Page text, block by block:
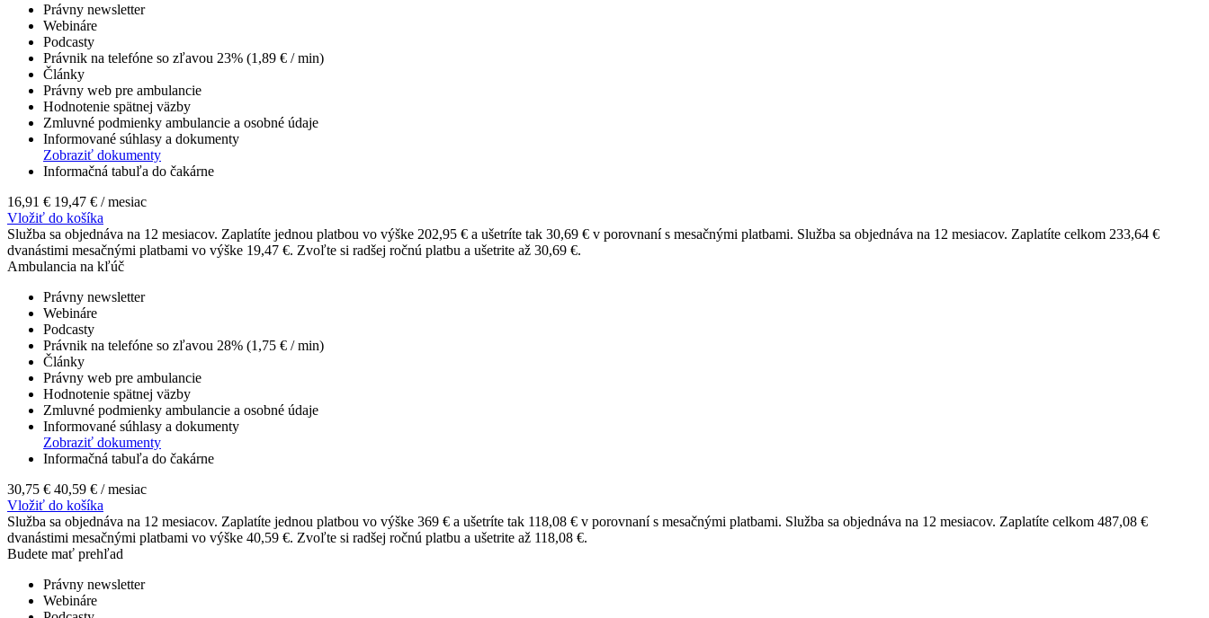
Právny newsletter
Webináre
Podcasty
Právnik na telefóne so zľavou 23% (1,89 € / min)
Články
Právny web pre ambulancie
Hodnotenie spätnej väzby
Zmluvné podmienky ambulancie a osobné údaje
Informované súhlasy a dokumenty
Zobraziť dokumenty
Informačná tabuľa do čakárne
16,91 € 19,47 € / mesiac
Vložiť do košíka
Služba sa objednáva na 12 mesiacov. Zaplatíte jednou platbou vo výške 202,95 € a ušetríte tak 30,69 € v porovnaní s mesačnými platbami. Služba sa objednáva na 12 mesiacov. Zaplatíte celkom 233,64 €
dvanástimi mesačnými platbami vo výške 19,47 €. Zvoľte si radšej ročnú platbu a ušetrite až 30,69 €.
Ambulancia na kľúč
Právny newsletter
Webináre
Podcasty
Právnik na telefóne so zľavou 28% (1,75 € / min)
Články
Právny web pre ambulancie
Hodnotenie spätnej väzby
Zmluvné podmienky ambulancie a osobné údaje
Informované súhlasy a dokumenty
Zobraziť dokumenty
Informačná tabuľa do čakárne
30,75 € 40,59 € / mesiac
Vložiť do košíka
Služba sa objednáva na 12 mesiacov. Zaplatíte jednou platbou vo výške 369 € a ušetríte tak 118,08 € v porovnaní s mesačnými platbami. Služba sa objednáva na 12 mesiacov. Zaplatíte celkom 487,08 €
dvanástimi mesačnými platbami vo výške 40,59 €. Zvoľte si radšej ročnú platbu a ušetrite až 118,08 €.
Budete mať prehľad
Právny newsletter
Webináre